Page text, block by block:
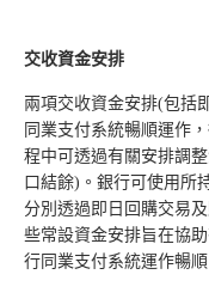
交收資金安排
兩項交收資金安排(包括
同業支付系統暢順運作
程中可透過有關安排調
口結餘)。銀行可使用所
分別透過即日回購交易
些常設資金安排旨在協
行同業支付系統運作暢順